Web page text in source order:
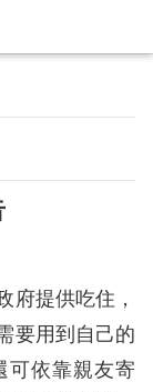
府提供吃住，
要用到自己的
可依靠親友寄